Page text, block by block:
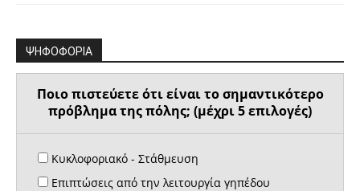
ΨΗΦΟΦΟΡΙΑ
Ποιο πιστεύετε ότι είναι το σημαντικότερο
πρόβλημα της πόλης; (μέχρι 5 επιλογές)
Κυκλοφοριακό - Στάθμευση
Επιπτώσεις από την λειτουργία γηπέδου